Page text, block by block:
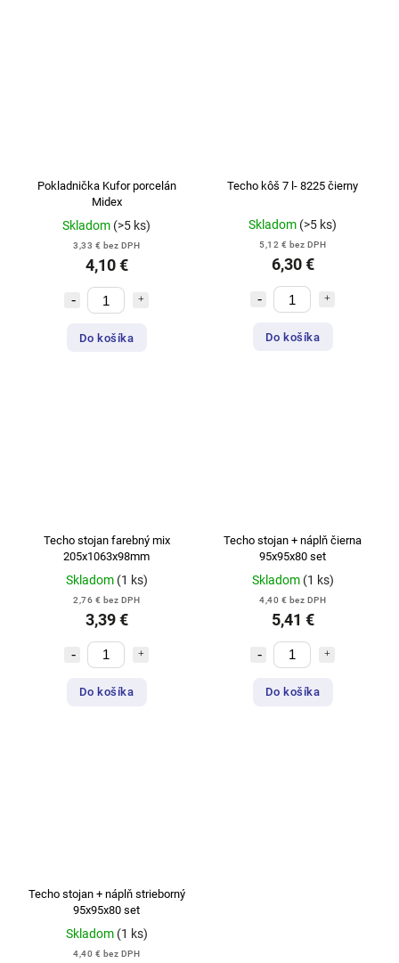
Pokladnička Kufor porcelán
Midex
Skladom (>5 ks)
3,33 € bez DPH
4,10 €
Do košíka
Techo kôš 7 l- 8225 čierny
Skladom (>5 ks)
5,12 € bez DPH
6,30 €
Do košíka
Techo stojan farebný mix
205x1063x98mm
Skladom (1 ks)
2,76 € bez DPH
3,39 €
Do košíka
Techo stojan + náplň čierna
95x95x80 set
Skladom (1 ks)
4,40 € bez DPH
5,41 €
Do košíka
Techo stojan + náplň strieborný
95x95x80 set
Skladom (1 ks)
4,40 € bez DPH